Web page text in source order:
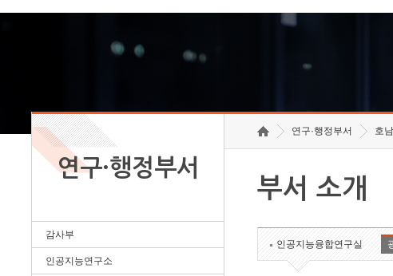
연구·행정부서
감사부
인공지능연구소
연구·행정부서 호
부서 소개
인공지능융합연구실